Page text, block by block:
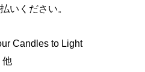
いください。
Candles to Light
他